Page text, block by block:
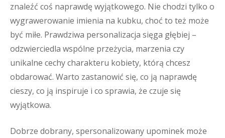
znaleźć coś naprawdę wyjątkowego. Nie chodzi tylko o
wygrawerowanie imienia na kubku, choć to też może
być miłe. Prawdziwa personalizacja sięga głębiej –
odzwierciedla wspólne przeżycia, marzenia czy
unikalne cechy charakteru kobiety, którą chcesz
obdarować. Warto zastanowić się, co ją naprawdę
cieszy, co ją inspiruje i co sprawia, że czuje się
wyjątkowa.
Dobrze dobrany, spersonalizowany upominek może